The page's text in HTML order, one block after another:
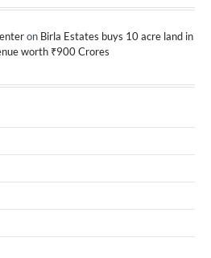
on Birla Estates buys 10 acre land in
worth ₹900 Crores